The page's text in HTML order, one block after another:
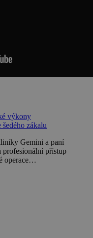
výkony
šedého zákalu
Gemini a paní
profesionální přístup
operace…